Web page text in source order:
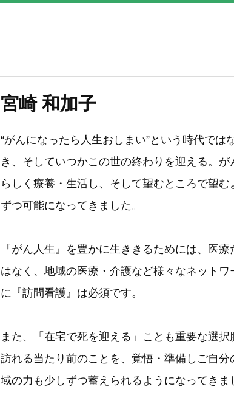
宮崎 和加子
“がんになったら人生おしまい”という時代で
き、そしていつかこの世の終わりを迎える。
らしく療養・生活し、そして望むところで望
ずつ可能になってきました。
『がん人生』を豊かに生ききるためには、医
はなく、地域の医療・介護など様々なネット
に『訪問看護』は必須です。
また、「在宅で死を迎える」ことも重要な選
訪れる当たり前のことを、覚悟・準備しご自
域の力も少しずつ蓄えられるようになってきま